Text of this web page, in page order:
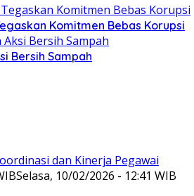
Komitmen Bebas Korupsi
Bersih Sampah
Selasa, 10/02/2026 - 12:41 WIB